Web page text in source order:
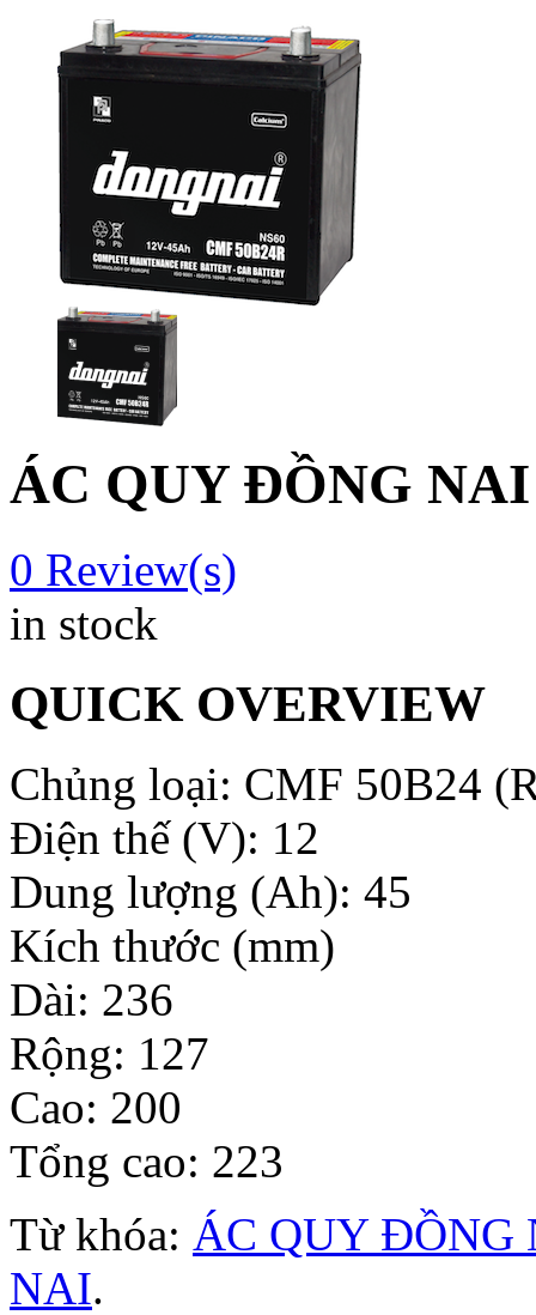
ÁC QUY ĐỒNG
0 Review(s)
in stock
QUICK OVERVIEW
Chủng loại: CMF 50B24
Điện thế (V): 12
Dung lượng (Ah): 45
Kích thước (mm)
Dài: 236
Rộng: 127
Cao: 200
Tổng cao: 223
Từ khóa: ÁC QUY ĐỒNG
NAI.